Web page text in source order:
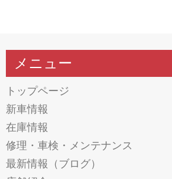
メニュー
トップページ
新車情報
在庫情報
修理・車検・メンテナンス
最新情報（ブログ）